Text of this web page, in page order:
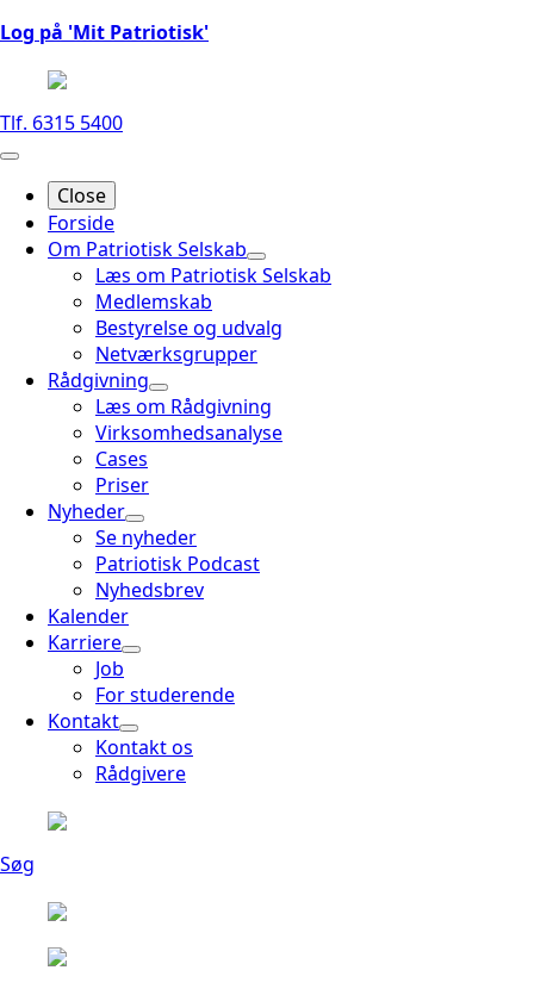
Log på 'Mit Patriotisk'
Tlf. 6315 5400
Close
Forside
Om Patriotisk Selskab
Læs om Patriotisk Selskab
Medlemskab
Bestyrelse og udvalg
Netværksgrupper
Rådgivning
Læs om Rådgivning
Virksomhedsanalyse
Cases
Priser
Nyheder
Se nyheder
Patriotisk Podcast
Nyhedsbrev
Kalender
Karriere
Job
For studerende
Kontakt
Kontakt os
Rådgivere
Søg